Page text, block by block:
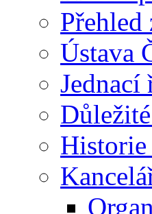
Přehled
Ústava
Jednací
Historie